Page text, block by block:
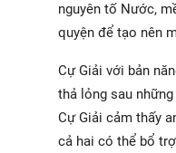
nguyên tố Nước,
quyện để tạo nên
Cự Giải với bản
thả lỏng sau
Cự Giải cảm thấy
cả hai có thể bổ